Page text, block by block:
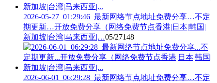
2026-05-27_01:29:46_最新网络节点地址免费分享…不定
期更新…开放免费分享（网络免费节点香港|日本|韩国|
新加坡|台湾|马来西亚|…05/27148
2026-06-01_06:29:28_最新网络节点地址免费分享…不定